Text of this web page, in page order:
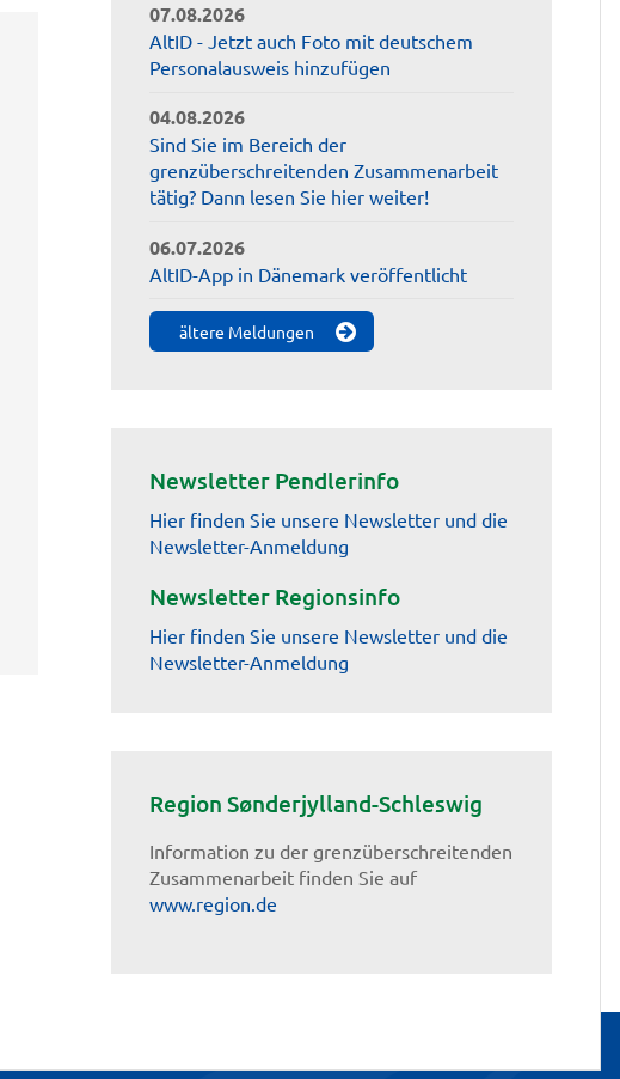
07.08.2026
AltID - Jetzt auch Foto mit deutschem
Personalausweis hinzufügen
04.08.2026
Sind Sie im Bereich der
grenzüberschreitenden Zusammenarbeit
tätig? Dann lesen Sie hier weiter!
06.07.2026
AltID-App in Dänemark veröffentlicht
ältere Meldungen
Newsletter Pendlerinfo
Hier finden Sie unsere Newsletter und die
Newsletter-Anmeldung
Newsletter Regionsinfo
Hier finden Sie unsere Newsletter und die
Newsletter-Anmeldung
Region Sønderjylland-Schleswig
Information zu der grenzüberschreitenden
Zusammenarbeit finden Sie auf
www.region.de